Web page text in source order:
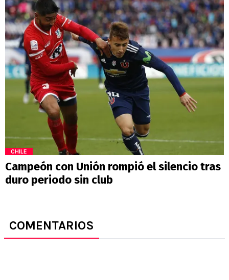
CHILE
Campeón con Unión rompió el silencio tras
duro periodo sin club
COMENTARIOS